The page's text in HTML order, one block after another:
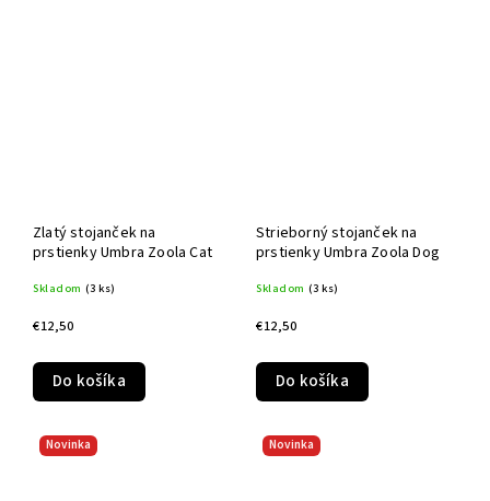
Zlatý stojanček na
prstienky Umbra Zoola Cat
Skladom (3 ks)
€12,50
Do košíka
Strieborný stojanček na
prstienky Umbra Zoola Dog
Skladom (3 ks)
€12,50
Do košíka
Novinka Novinka